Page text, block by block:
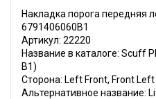
Накладка порога передняя
6791406060B1
Артикул: 22220
Название в каталоге: Scuff
B1)
Сторона: Left Front, Front
Альтернативное название: